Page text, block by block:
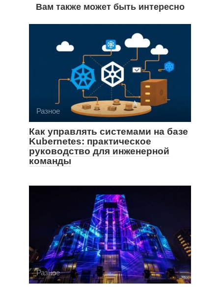
Вам также может быть интересно
Разное
Как управлять системами на базе
Kubernetes: практическое
руководство для инженерной
команды
Разное